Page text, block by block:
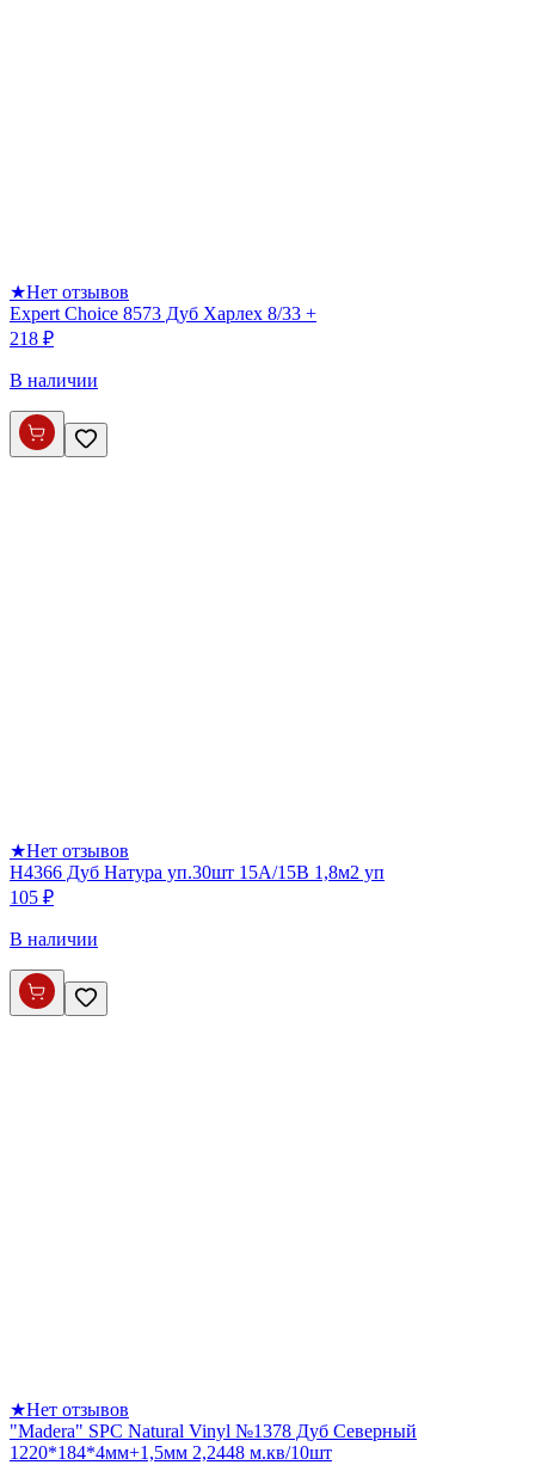
★Нет отзывов
Expert Choice 8573 Дуб Харлех 8/33 +
218 ₽
В наличии
★Нет отзывов
Н4366 Дуб Натура уп.30шт 15А/15В 1,8м2 уп
105 ₽
В наличии
★Нет отзывов
"Madera" SPC Natural Vinyl №1378 Дуб Северный
1220*184*4мм+1,5мм 2,2448 м.кв/10шт